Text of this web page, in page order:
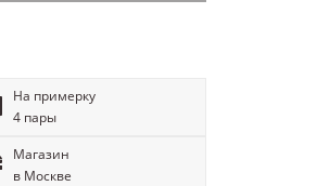
На примерку
4 пары
Магазин
в Москве